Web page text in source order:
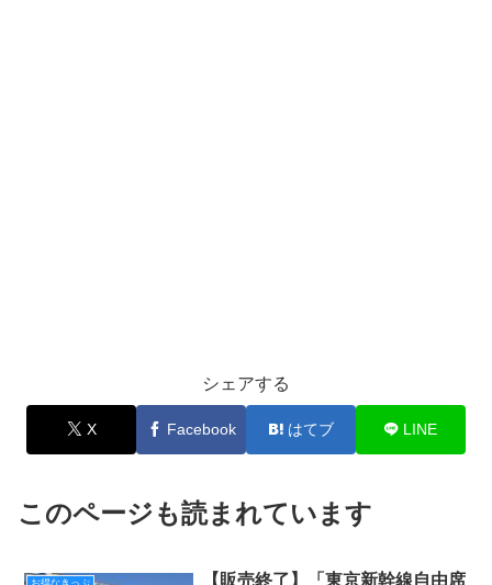
シェアする
X Facebook はてブ LINE
このページも読まれています
【販売終了】「東京新幹線自由席